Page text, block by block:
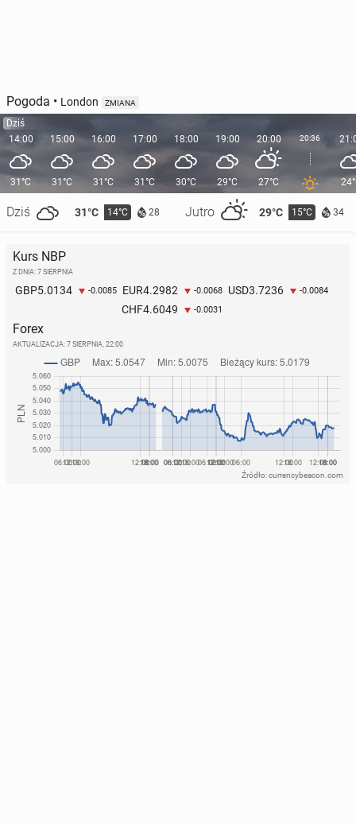
Pogoda • London ZMIANA
Dziś
14:00
31°C
Dziś 31°C 14°C 28 Jutro 29°C 15°C 34
15:00
31°C
16:00
31°C
17:00
31°C
18:00
30°C
19:00
29°C
20:00
27°C
20:36
Kurs NBP
Z DNIA: 7 SIERPNIA
GBP5.0134 -0.0085 EUR4.2982 -0.0068 USD3.7236 -0.0084
CHF4.6049 -0.0031
Forex
AKTUALIZACJA: 7 SIERPNIA, 22:00
Źródło: currencybeacon.com